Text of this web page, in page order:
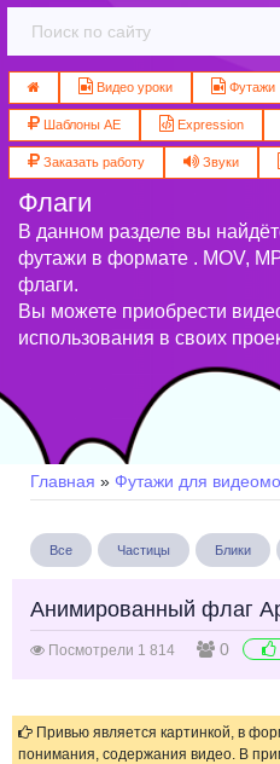
Видео уроки Футажи
Шаблоны AE Expression
Заказать работу Звуки
Флаги
В данном разделе вы
футажи в формате . MOV,
флаги.
Вы можете приобрести
использования в своих
Главная » Футажи для
Все Частицы Блики
Анимированный флаг
Посмотрели 1 814 0
Привью является картинкой, в
понимания, содержания видео. В